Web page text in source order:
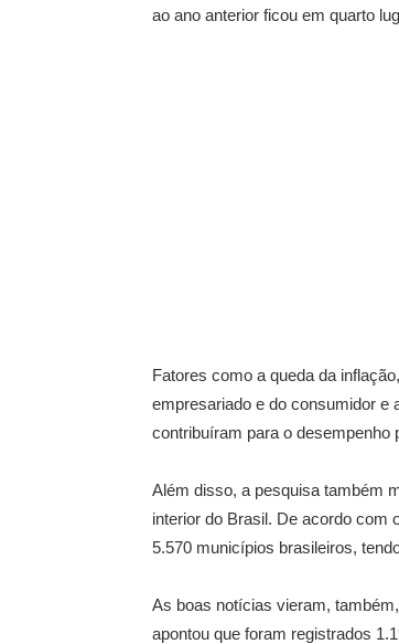
ao ano anterior ficou em quarto
Fatores como a queda da
empresariado e do consumidor e
contribuíram para o desempenho
Além disso, a pesquisa também
interior do Brasil. De acordo com
5.570 municípios brasileiros,
As boas notícias vieram,
apontou que foram registrados